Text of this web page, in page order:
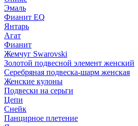
Эмаль
Фианит EQ
Янтарь
Агат
Фианит
Жемчуг Swarovski
Золотой подвесной элемент женcкий
Серебряная подвеска-шарм женская
Женские кулоны
Подвески на серьги
Цепи
Снейк
Панцирное плетение